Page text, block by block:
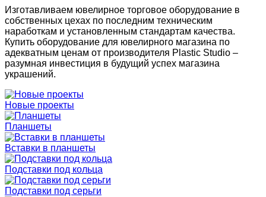
Изготавливаем ювелирное торговое оборудование в
собственных цехах по последним техническим
наработкам и установленным стандартам качества.
Купить оборудование для ювелирного магазина по
адекватным ценам от производителя Plastic Studio –
разумная инвестиция в будущий успех магазина
украшений.
Новые проекты
Планшеты
Вставки в планшеты
Подставки под кольца
Подставки под серьги